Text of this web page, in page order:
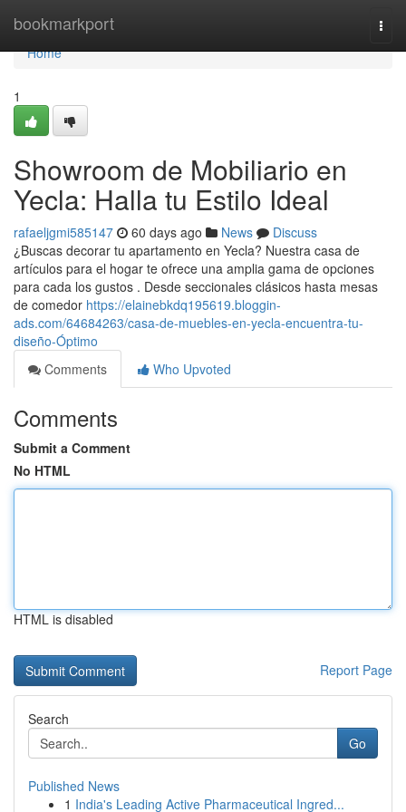
bookmarkport
Home
Home
1
Showroom de Mobiliario en
Yecla: Halla tu Estilo Ideal
rafaeljgmi585147 60 days ago News
Discuss
¿Buscas decorar tu apartamento en Yecla? Nuestra casa de
artículos para el hogar te ofrece una amplia gama de opciones
para cada los gustos . Desde seccionales clásicos hasta mesas
de comedor https://elainebkdq195619.bloggin-
ads.com/64684263/casa-de-muebles-en-yecla-encuentra-tu-
diseño-Óptimo
Comments
Who Upvoted
Comments
Submit a Comment
No HTML
HTML is disabled
Report Page
Search
Go
Published News
1 India's Leading Active Pharmaceutical Ingred...